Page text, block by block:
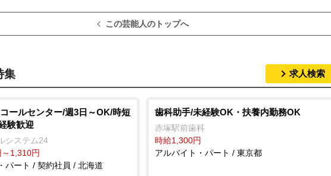
この芸能人のトップへ
集 求人検索
ールセンター/週3日～OK/時短
験歓迎
システム24
1,310円
パート / 契約社員 / 北海道
歯科助手/未経験OK・扶養内勤務OK
赤塚駅前歯科
時給1,300円
アルバイト・パート / 東京都